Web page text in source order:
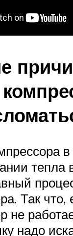
в
тепла
Так что,
не
надо